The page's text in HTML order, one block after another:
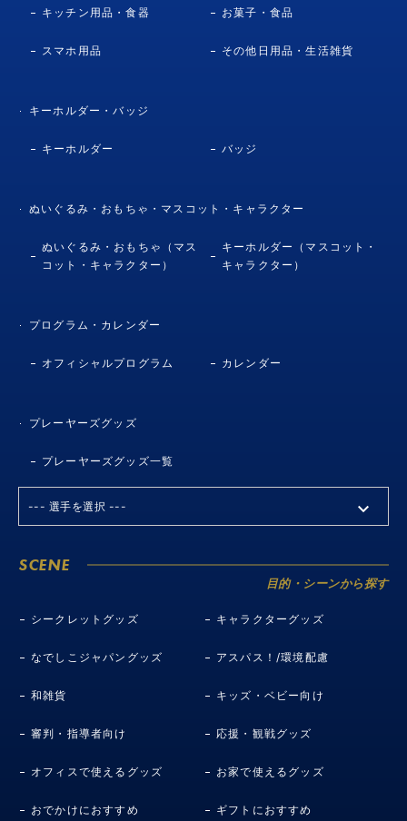
キッチン用品・食器 お菓子・食品
スマホ用品 その他日用品・生活雑貨
キーホルダー・バッジ
キーホルダー バッジ
ぬいぐるみ・おもちゃ・マスコット・キャラクター
ぬいぐるみ・おもちゃ（マス
コット・キャラクター）
キーホルダー（マスコット・
キャラクター）
プログラム・カレンダー
オフィシャルプログラム カレンダー
プレーヤーズグッズ
プレーヤーズグッズ一覧
SCENE
目的・シーンから探す
シークレットグッズ キャラクターグッズ
なでしこジャパングッズ アスパス！/環境配慮
和雑貨 キッズ・ベビー向け
審判・指導者向け 応援・観戦グッズ
オフィスで使えるグッズ お家で使えるグッズ
おでかけにおすすめ ギフトにおすすめ